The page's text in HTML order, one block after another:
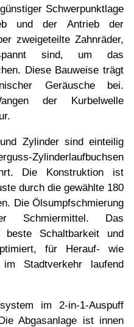
Schwerpunktlage
und der Antrieb der
zweigeteilte Zahnräder,
sind, um das
Diese Bauweise trägt
Geräusche bei.
der Kurbelwelle
Zylinder sind einteilig
Zylinderlaufbuchsen
Die Konstruktion ist
durch die gewählte 180
Die Ölsumpfschmierung
Schmiermittel. Das
beste Schaltbarkeit und
für Herauf- wie
Stadtverkehr laufend
im 2-in-1-Auspuff
Abgasanlage ist innen